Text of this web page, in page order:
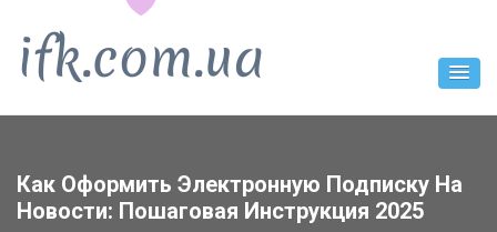
Как Оформить Электронную Подписку На
Новости: Пошаговая Инструкция 2025